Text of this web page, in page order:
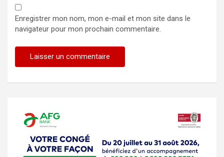
Enregistrer mon nom, mon e-mail et mon site dans le
navigateur pour mon prochain commentaire.